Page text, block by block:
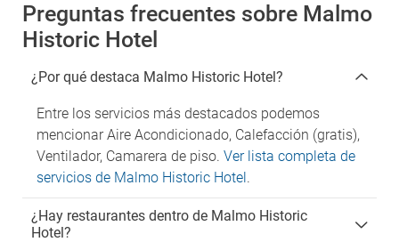
Preguntas frecuentes sobre Malmo
Historic Hotel
¿Por qué destaca Malmo Historic Hotel?
Entre los servicios más destacados podemos
mencionar Aire Acondicionado, Calefacción (gratis),
Ventilador, Camarera de piso. Ver lista completa de
servicios de Malmo Historic Hotel.
¿Hay restaurantes dentro de Malmo Historic
Hotel?